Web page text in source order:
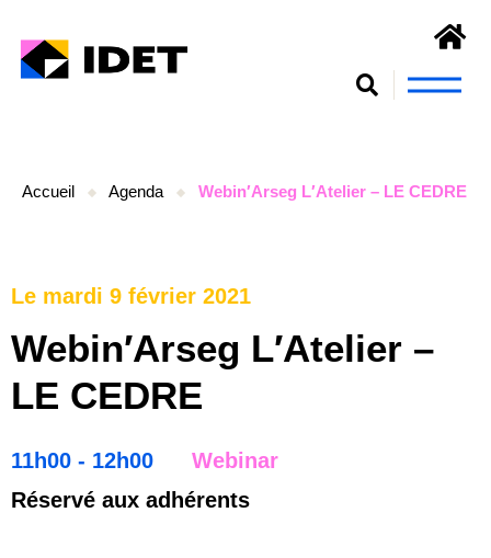
Accueil Agenda Webin′Arseg L′Atelier – LE CEDRE
Le mardi 9 février 2021
Webin′Arseg L′Atelier –
LE CEDRE
11h00 - 12h00
Webinar
Réservé aux adhérents